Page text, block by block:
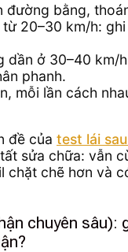
đường bằng,
từ 20–30 km/h:
dần ở 30–40 km/
phanh.
mỗi lần cách
đề của test lái
sửa chữa: vẫn
chặt chẽ hơn và
chuyên sâu):